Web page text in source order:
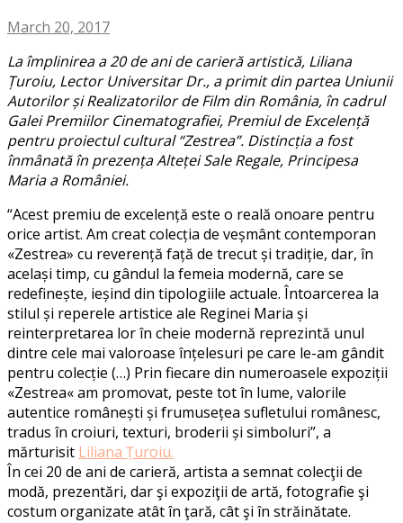
March 20, 2017
La împlinirea a 20 de ani de carieră artistică, Liliana
Țuroiu, Lector Universitar Dr., a primit din partea Uniunii
Autorilor și Realizatorilor de Film din România, în cadrul
Galei Premiilor Cinematografiei, Premiul de Excelență
pentru proiectul cultural “Zestrea”. Distincția a fost
înmânată în prezența Alteței Sale Regale, Principesa
Maria a României.
“Acest premiu de excelență este o reală onoare pentru
orice artist. Am creat colecția de veșmânt contemporan
«Zestrea» cu reverență față de trecut și tradiție, dar, în
același timp, cu gândul la femeia modernă, care se
redefinește, ieșind din tipologiile actuale. Întoarcerea la
stilul și reperele artistice ale Reginei Maria și
reinterpretarea lor în cheie modernă reprezintă unul
dintre cele mai valoroase înțelesuri pe care le-am gândit
pentru colecție (…) Prin fiecare din numeroasele expoziții
«Zestrea« am promovat, peste tot în lume, valorile
autentice românești și frumusețea sufletului românesc,
tradus în croiuri, texturi, broderii și simboluri”, a
mărturisit Liliana Țuroiu.
În cei 20 de ani de carieră, artista a semnat colecţii de
modă, prezentări, dar şi expoziţii de artă, fotografie şi
costum organizate atât în ţară, cât şi în străinătate.